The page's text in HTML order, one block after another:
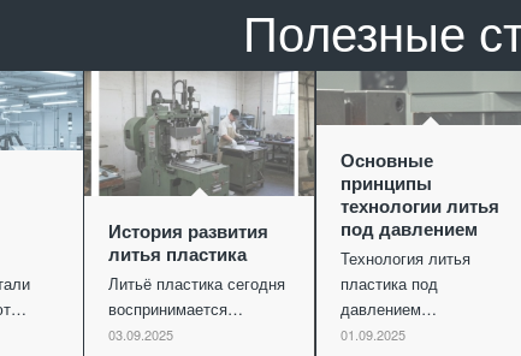
Полезные
История развития
литья пластика
Литьё пластика сегодня
воспринимается…
03.09.2025
Основные
принципы
технологии литья
под давлением
Технология литья
пластика под
давлением…
01.09.2025